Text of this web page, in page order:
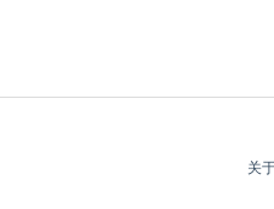
关